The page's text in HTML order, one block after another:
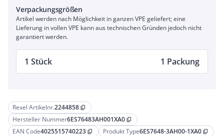
Rexel Artikelnr.2244858 content_copy
Hersteller Nummer6ES76483AH001XA0 content_copy
EAN Code4025515740223 content_copy Produkt Type6ES7648-3AH00-1XA0 content_copy
Verpackungsgrößen
Artikel werden nach Möglichkeit in ganzen VPE geliefert; eine
Lieferung in vollen VPE kann aus technischen Gründen jedoch nicht
garantiert werden.
1 Stück 1 Packung